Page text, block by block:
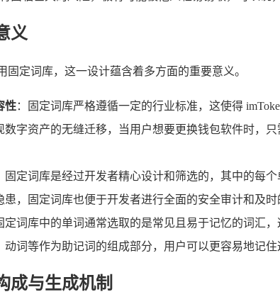
义
固定词库，这一设计蕴含着多方面的重要意义。
性：固定词库严格遵循一定的行业标准，这使得
数字资产的无缝迁移，当用户想要更换钱包软件时，
固定词库是经过开发者精心设计和筛选的，其中的每
患，固定词库也便于开发者进行全面的安全审计和及
定词库中的单词通常选取的是常见且易于记忆的词汇
动词等作为助记词的组成部分，用户可以更容易地记
成与生成机制